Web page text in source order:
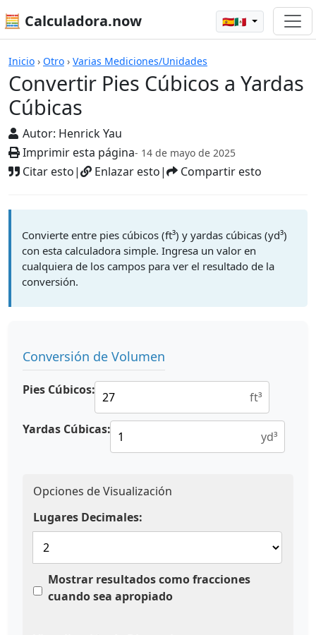
🧮 Calculadora.now 🇪🇸🇲🇽
Inicio › Otro › Varias Mediciones/Unidades
Convertir Pies Cúbicos a Yardas
Cúbicas
Autor: Henrick Yau
Imprimir esta página- 14 de mayo de 2025
Citar esto| Enlazar esto| Compartir esto
Calculadoras
Convierte entre pies cúbicos (ft³) y yardas cúbicas (yd³)
con esta calculadora simple. Ingresa un valor en
cualquiera de los campos para ver el resultado de la
conversión.
Conversión de Volumen
Pies Cúbicos: ft³
Yardas Cúbicas: yd³
Opciones de Visualización
Lugares Decimales:
Mostrar resultados como fracciones
cuando sea apropiado